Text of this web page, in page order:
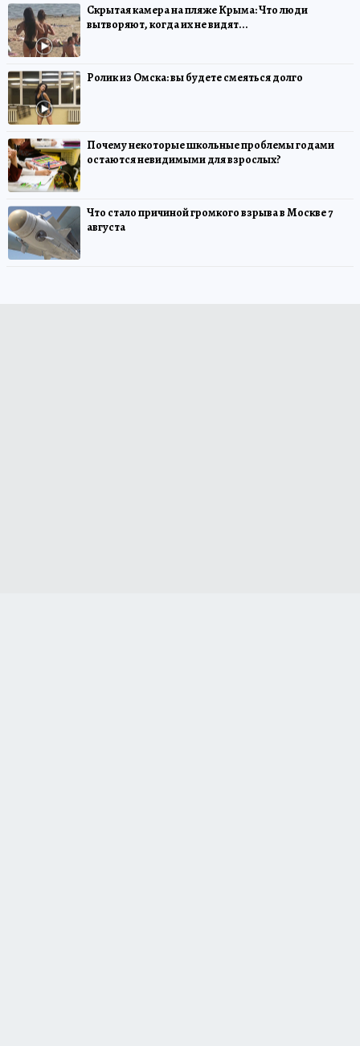
Скрытая камера на пляже Крыма: Что люди
вытворяют, когда их не видят...
Ролик из Омска: вы будете смеяться долго
Почему некоторые школьные проблемы годами
остаются невидимыми для взрослых?
Что стало причиной громкого взрыва в Москве 7
августа